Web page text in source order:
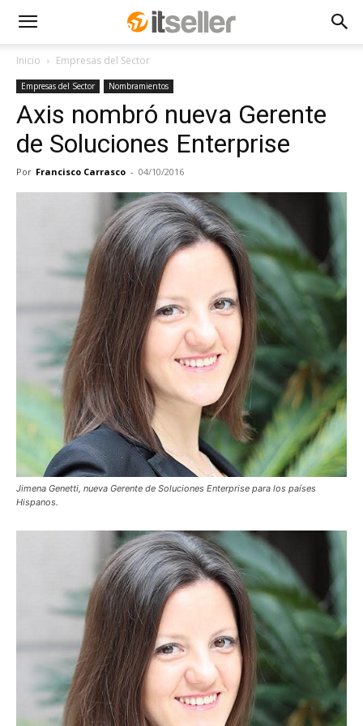
Inicio Empresas del Sector
Empresas del Sector Nombramientos
Axis nombró nueva Gerente
de Soluciones Enterprise
Por Francisco Carrasco - 04/10/2016
Jimena Genetti, nueva Gerente de Soluciones Enterprise para los países
Hispanos.